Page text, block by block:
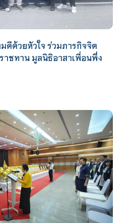
ดีด้วยหัวใจ ร่วมภารกิจจิต
าชทาน มูลนิธิอาสาเพื่อนพึ่ง